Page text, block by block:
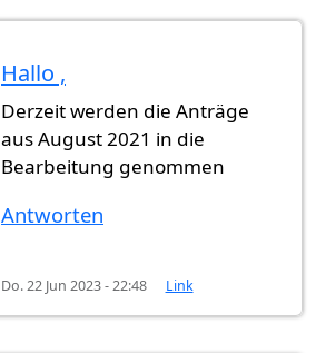
Hallo ,
Derzeit werden die Anträge
aus August 2021 in die
Bearbeitung genommen
Antworten
Do. 22 Jun 2023 - 22:48 Link